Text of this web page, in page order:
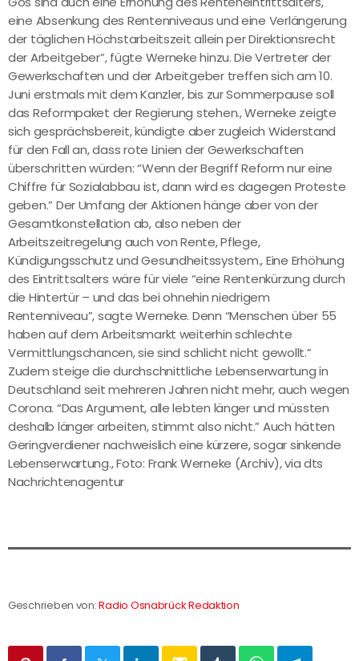
eine Absenkung des Rentenniveaus und eine Verlängerung
der täglichen Höchstarbeitszeit allein per Direktionsrecht
der Arbeitgeber”, fügte Werneke hinzu. Die Vertreter der
Gewerkschaften und der Arbeitgeber treffen sich am 10.
Juni erstmals mit dem Kanzler, bis zur Sommerpause soll
das Reformpaket der Regierung stehen., Werneke zeigte
sich gesprächsbereit, kündigte aber zugleich Widerstand
für den Fall an, dass rote Linien der Gewerkschaften
überschritten würden: “Wenn der Begriff Reform nur eine
Chiffre für Sozialabbau ist, dann wird es dagegen Proteste
geben.” Der Umfang der Aktionen hänge aber von der
Gesamtkonstellation ab, also neben der
Arbeitszeitregelung auch von Rente, Pflege,
Kündigungsschutz und Gesundheitssystem., Eine Erhöhung
des Eintrittsalters wäre für viele “eine Rentenkürzung durch
die Hintertür – und das bei ohnehin niedrigem
Rentenniveau”, sagte Werneke. Denn “Menschen über 55
haben auf dem Arbeitsmarkt weiterhin schlechte
Vermittlungschancen, sie sind schlicht nicht gewollt.”
Zudem steige die durchschnittliche Lebenserwartung in
Deutschland seit mehreren Jahren nicht mehr, auch wegen
Corona. “Das Argument, alle lebten länger und müssten
deshalb länger arbeiten, stimmt also nicht.” Auch hätten
Geringverdiener nachweislich eine kürzere, sogar sinkende
Lebenserwartung., Foto: Frank Werneke (Archiv), via dts
Nachrichtenagentur
Geschrieben von:Radio Osnabrück Redaktion